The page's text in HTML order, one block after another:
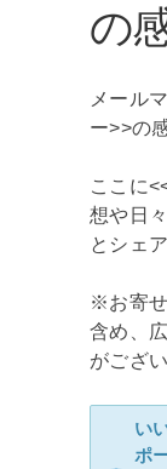
の
メール
ー>>の
ここに
想や日
とシェ
※お寄
含め、
がござ
い
ポ